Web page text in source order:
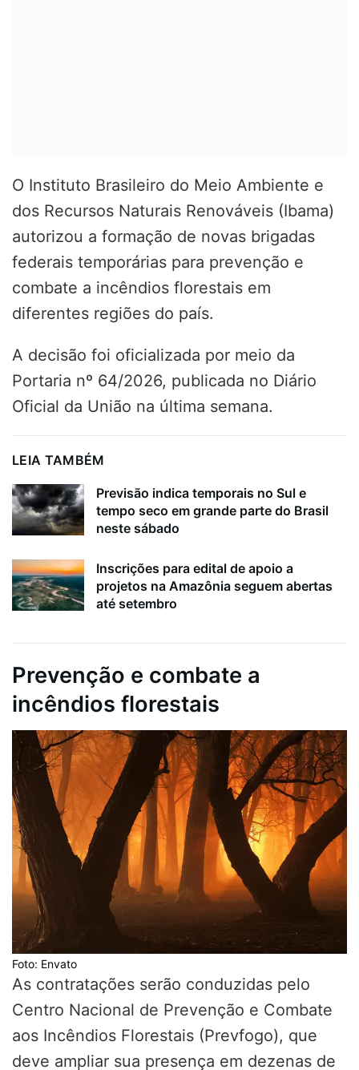
O Instituto Brasileiro do Meio Ambiente e
dos Recursos Naturais Renováveis (Ibama)
autorizou a formação de novas brigadas
federais temporárias para prevenção e
combate a incêndios florestais em
diferentes regiões do país.
A decisão foi oficializada por meio da
Portaria nº 64/2026, publicada no Diário
Oficial da União na última semana.
LEIA TAMBÉM
Previsão indica temporais no Sul e
tempo seco em grande parte do Brasil
neste sábado
Inscrições para edital de apoio a
projetos na Amazônia seguem abertas
até setembro
Prevenção e combate a
incêndios florestais
Foto: Envato
As contratações serão conduzidas pelo
Centro Nacional de Prevenção e Combate
aos Incêndios Florestais (Prevfogo), que
deve ampliar sua presença em dezenas de